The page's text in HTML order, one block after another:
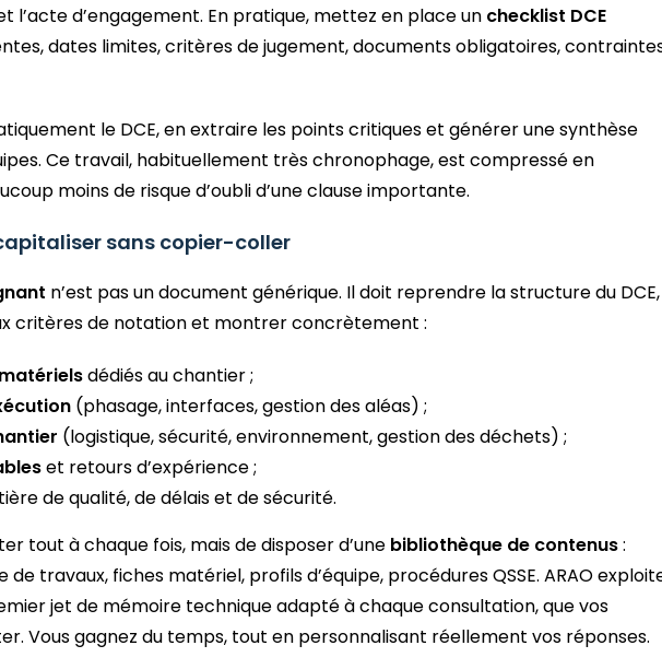
l’acte d’engagement. En pratique, mettez en place un checklist DCE
dates limites, critères de jugement, documents obligatoires,
le DCE, en extraire les points critiques et générer une synthèse
Ce travail, habituellement très chronophage, est compressé en
moins de risque d’oubli d’une clause importante.
sans copier-coller
n’est pas un document générique. Il doit reprendre la structure du DCE,
critères de notation et montrer concrètement :
dédiés au chantier ;
(phasage, interfaces, gestion des aléas) ;
(logistique, sécurité, environnement, gestion des déchets) ;
et retours d’expérience ;
de qualité, de délais et de sécurité.
tout à chaque fois, mais de disposer d’une bibliothèque de contenus:
travaux, fiches matériel, profils d’équipe, procédures QSSE. ARAO
jet de mémoire technique adapté à chaque consultation, que vos
Vous gagnez du temps, tout en personnalisant réellement vos réponses.